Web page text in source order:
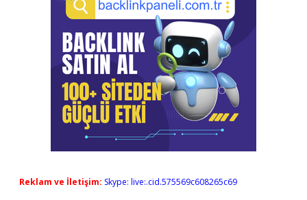
Reklam ve İletişim: Skype: live:.cid.575569c608265c69